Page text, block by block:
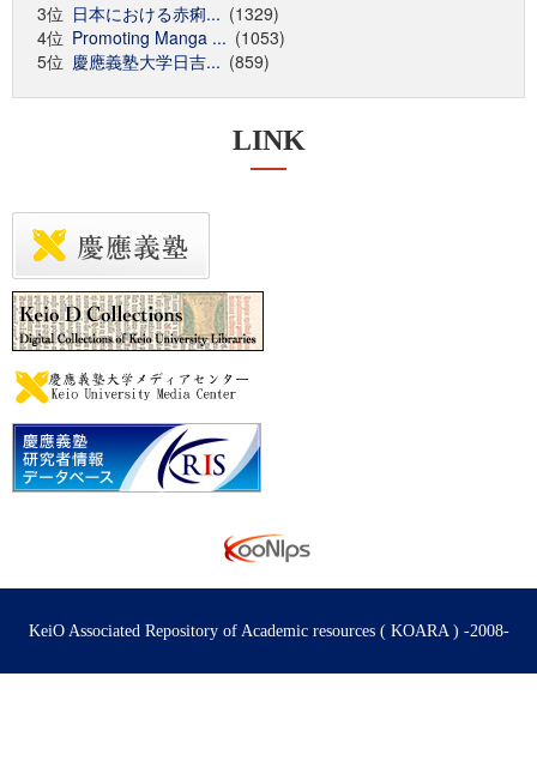
3位 日本における赤痢... (1329)
4位 Promoting Manga ... (1053)
5位 慶應義塾大学日吉... (859)
LINK
KeiO Associated Repository of Academic resources ( KOARA ) -2008-